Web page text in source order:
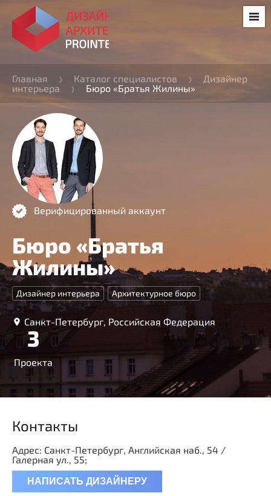
Главная Каталог специалистов
Дизайнер
интерьера
Бюро «Братья Жилины»
Верифицированный аккаунт
Бюро «Братья
Жилины»
Дизайнер интерьера Архитектурное бюро
Санкт-Петербург, Российская Федерация
3
Проекта
Контакты
Адрес: Санкт-Петербург, Английская наб., 54 /
Галерная ул., 55;
НАПИСАТЬ ДИЗАЙНЕРУ